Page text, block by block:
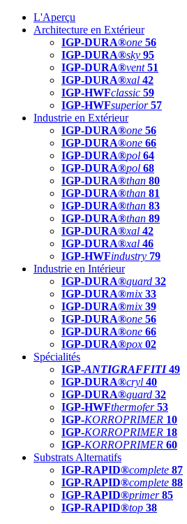
L'Aperçu
Architecture en Extérieur
IGP-DURA®one 56
IGP-DURA®sky 95
IGP-DURA®vent 51
IGP-DURA®xal 42
IGP-HWFclassic 59
IGP-HWFsuperior 57
Industrie en Extérieur
IGP-DURA®one 56
IGP-DURA®one 66
IGP-DURA®pol 64
IGP-DURA®pol 68
IGP-DURA®than 80
IGP-DURA®than 81
IGP-DURA®than 83
IGP-DURA®than 89
IGP-DURA®xal 42
IGP-DURA®xal 46
IGP-HWFindustry 79
Industrie en Intérieur
IGP-DURA®guard 32
IGP-DURA®mix 33
IGP-DURA®mix 39
IGP-DURA®one 56
IGP-DURA®one 66
IGP-DURA®pox 02
Spécialités
IGP-ANTIGRAFFITI49
IGP-DURA®cryl 40
IGP-DURA®guard 32
IGP-HWFthermofer 53
IGP-KORROPRIMER 10
IGP-KORROPRIMER 18
IGP-KORROPRIMER 60
Substrats Alternatifs
IGP-RAPID®complete 87
IGP-RAPID®complete 88
IGP-RAPID®primer 85
IGP-RAPID®top 38